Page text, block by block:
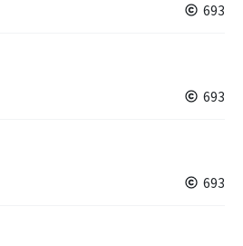
693
693
693